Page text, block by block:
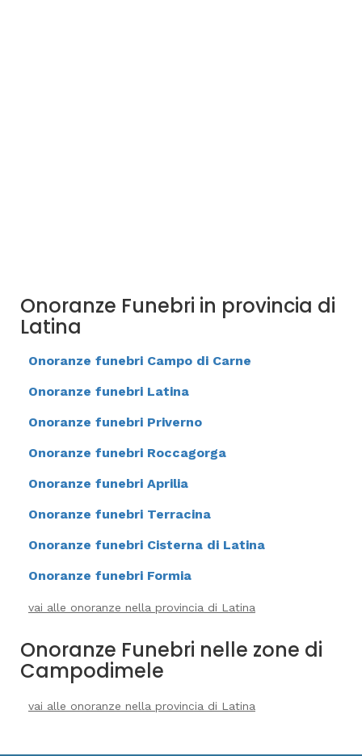
Onoranze Funebri in provincia di
Latina
Onoranze funebri Campo di Carne
Onoranze funebri Latina
Onoranze funebri Priverno
Onoranze funebri Roccagorga
Onoranze funebri Aprilia
Onoranze funebri Terracina
Onoranze funebri Cisterna di Latina
Onoranze funebri Formia
vai alle onoranze nella provincia di Latina
Onoranze Funebri nelle zone di
Campodimele
vai alle onoranze nella provincia di Latina